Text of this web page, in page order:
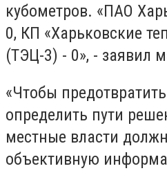
кубометров. «ПАО
0, КП «Харьковские
(ТЭЦ-3) - 0», - заявил
«Чтобы
определить пути
местные власти
объективную